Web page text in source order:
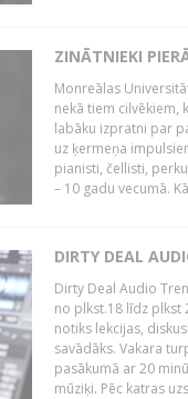
ZINĀTNIEKI
Monreālas
nekā tiem cilvēkiem,
labāku izpratni par
uz ķermeņa
pianisti, čellisti,
– 10 gadu vecumā.
DIRTY DEAL
Dirty Deal Audio
no plkst.18 līdz plkst
notiks lekcijas,
savādāks. Vakara
pasākumā ar 20
mūziķi. Pēc katras